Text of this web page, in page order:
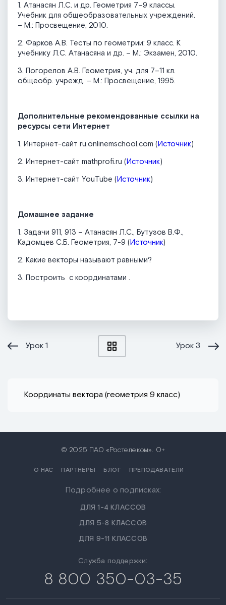
1. Атанасян Л.С. и др. Геометрия 7–9 классы.
Учебник для общеобразовательных учреждений.
– М.: Просвещение, 2010.
2. Фарков А.В. Тесты по геометрии: 9 класс. К
учебнику Л.С. Атанасяна и др. – М.: Экзамен, 2010.
3. Погорелов А.В. Геометрия, уч. для 7–11 кл.
общеобр. учрежд. – М.: Просвещение, 1995.
Дополнительные рекомендованные ссылки на
ресурсы сети Интернет
1. Интернет-сайт ru.onlinemschool.com (Источник)
2. Интернет-сайт mathprofi.ru (Источник)
3. Интернет-сайт YouTube (Источник)
Домашнее задание
1. Задачи 911, 913 – Атанасян Л.С., Бутузов В.Ф.,
Кадомцев С.Б. Геометрия, 7-9 (Источник)
2. Какие векторы называют равными?
3. Построить с координатами .
Урок1 Урок3
Координаты вектора (геометрия 9 класс)
© 2025 ПАО «Ростелеком». 0+
О НАС ПАРТНЕРЫ БЛОГ ПРЕПОДАВАТЕЛИ
Подробнее о подписках:
ДЛЯ 1-4 КЛАССОВ
ДЛЯ 5-8 КЛАССОВ
ДЛЯ 9-11 КЛАССОВ
Служба поддержки:
8 800 350-03-35